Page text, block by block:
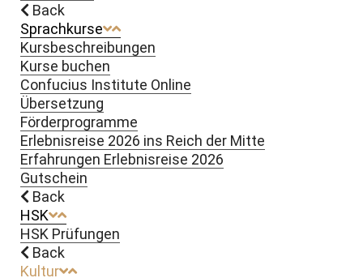
Back
Sprachkurse
Kursbeschreibungen
Kurse buchen
Confucius Institute Online
Übersetzung
Förderprogramme
Erlebnisreise 2026 ins Reich der Mitte
Erfahrungen Erlebnisreise 2026
Gutschein
Back
HSK
HSK Prüfungen
Back
Kultur